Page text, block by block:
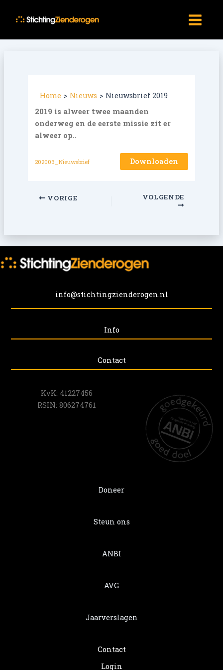
naar
inhoud
Menu
Home Nieuws
Nieuwsbrief 2019
2019 is alweer twee maanden
onderweg en de eerste missie zit er
alweer op..
202003_Nieuwsbrief Downloaden
VORIGE VOLGENDE
info@stichtingzienderogen.nl
Info
Contact
KvK: 41227456
RSIN: 806274761
Doneer
Steun ons
ANBI
AVG
Jaarverslagen
Contact
Login